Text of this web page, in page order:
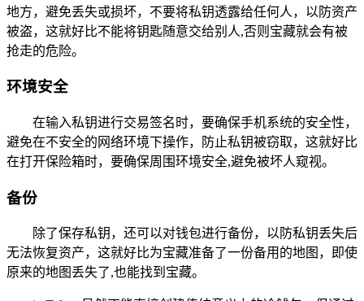
地方，避免丢失或损坏，不要将私钥透露给任何人，以防资产
被盗，这就好比不能将钥匙随意交给别人,否则宝藏就会有被
抢走的危险。
环境安全
在输入私钥进行交易签名时，要确保手机系统的安全性，
避免在不安全的网络环境下操作，防止私钥被窃取，这就好比
在打开保险箱时，要确保周围环境安全,避免被坏人窥视。
备份
除了保存私钥，还可以对钱包进行备份，以防私钥丢失后
无法恢复资产，这就好比为宝藏准备了一份备用的地图，即使
原来的地图丢失了,也能找到宝藏。